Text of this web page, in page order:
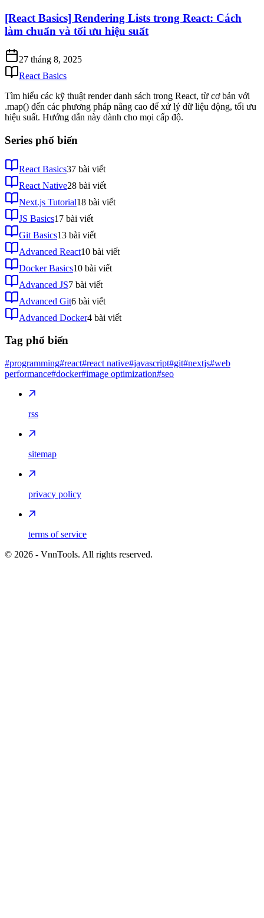
[React Basics] Rendering Lists trong React: Cách
làm chuẩn và tối ưu hiệu suất
27 tháng 8, 2025
React Basics
Tìm hiểu các kỹ thuật render danh sách trong React, từ cơ bản với
.map() đến các phương pháp nâng cao để xử lý dữ liệu động, tối ưu
hiệu suất. Hướng dẫn này dành cho mọi cấp độ.
Series phổ biến
React Basics37 bài viết
React Native28 bài viết
Next.js Tutorial18 bài viết
JS Basics17 bài viết
Git Basics13 bài viết
Advanced React10 bài viết
Docker Basics10 bài viết
Advanced JS7 bài viết
Advanced Git6 bài viết
Advanced Docker4 bài viết
Tag phổ biến
#programming#react#react native#javascript#git#nextjs#web
performance#docker#image optimization#seo
rss
sitemap
privacy policy
terms of service
© 2026 - VnnTools. All rights reserved.